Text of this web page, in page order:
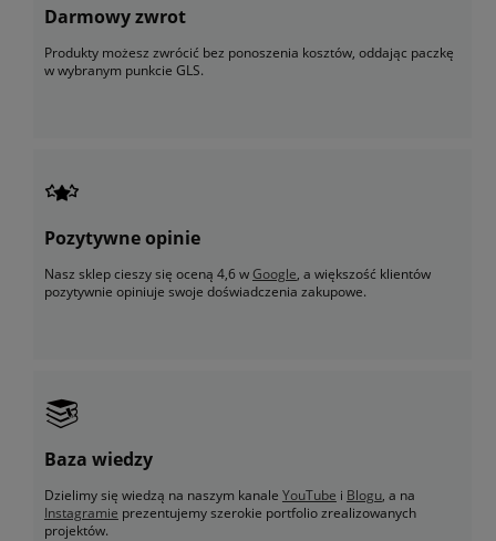
Darmowy zwrot
Produkty możesz zwrócić bez ponoszenia kosztów, oddając paczkę
w wybranym punkcie GLS.
Pozytywne opinie
Nasz sklep cieszy się oceną 4,6 wGoogle, a większość klientów
pozytywnie opiniuje swoje doświadczenia zakupowe.
Baza wiedzy
Dzielimy się wiedzą na naszym kanale YouTube i Blogu, a na
Instagramie prezentujemy szerokie portfolio zrealizowanych
projektów.